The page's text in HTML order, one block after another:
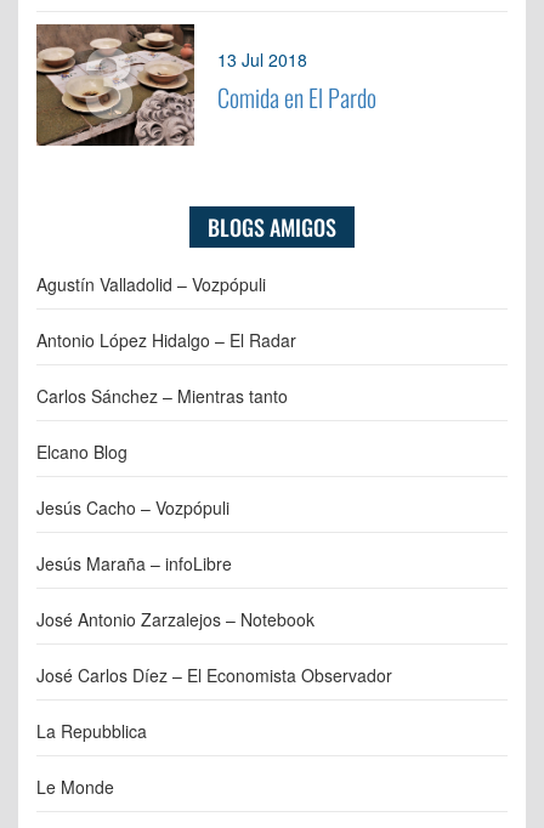
3
13 Jul 2018
Comida en El Pardo
BLOGS AMIGOS
Agustín Valladolid – Vozpópuli
Antonio López Hidalgo – El Radar
Carlos Sánchez – Mientras tanto
Elcano Blog
Jesús Cacho – Vozpópuli
Jesús Maraña – infoLibre
José Antonio Zarzalejos – Notebook
José Carlos Díez – El Economista Observador
La Repubblica
Le Monde